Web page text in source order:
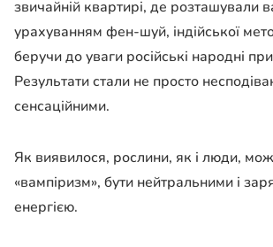
звичайній квартирі, де розташували
урахуванням фен-шуй, індійської
беручи до уваги російські народні
Результати стали не просто
сенсаційними.
Як виявилося, рослини, як і люди,
«вампіризм», бути нейтральними і
енергією.